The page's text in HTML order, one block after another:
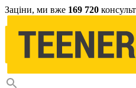
Заціни, ми вже 169 720